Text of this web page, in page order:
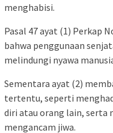
menghabisi.
Pasal 47 ayat (1) Perkap
bahwa penggunaan
melindungi nyawa
Sementara ayat (2)
tertentu, seperti
diri atau orang lain, serta
mengancam jiwa.